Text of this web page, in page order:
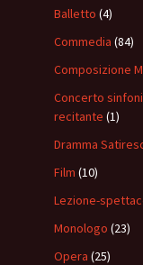
Balletto (4)
Commedia (84)
Composizione
Concerto
recitante (1)
Dramma
Film (10)
Lezione-
Monologo (23)
Opera (25)